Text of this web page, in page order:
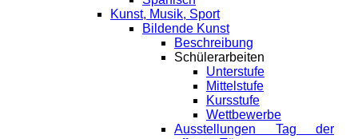
Kunst, Musik, Sport
Bildende Kunst
Beschreibung
Schülerarbeiten
Unterstufe
Mittelstufe
Kursstufe
Wettbewerbe
Ausstellungen Tag der